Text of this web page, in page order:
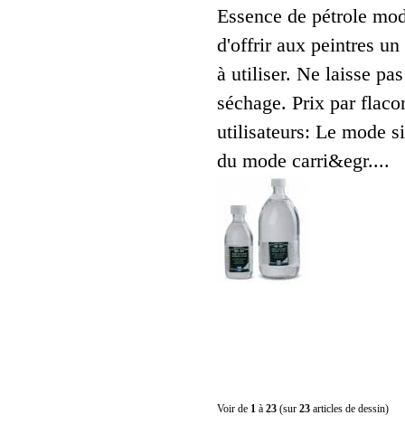
Essence de pétrole
d'offrir aux peintres un
à utiliser. Ne laisse
séchage. Prix par
utilisateurs: Le mode
du mode carri&egr....
Voir de 1 à 23 (sur 23 articles de dessin)